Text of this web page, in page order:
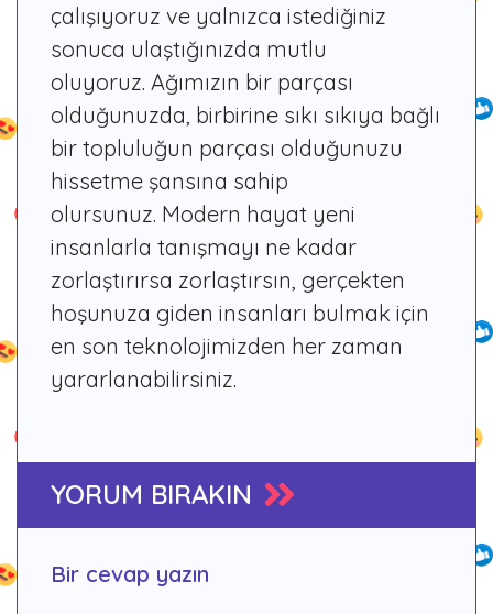
çalışıyoruz ve yalnızca istediğiniz
sonuca ulaştığınızda mutlu
oluyoruz. Ağımızın bir parçası
olduğunuzda, birbirine sıkı sıkıya bağlı
bir topluluğun parçası olduğunuzu
hissetme şansına sahip
olursunuz. Modern hayat yeni
insanlarla tanışmayı ne kadar
zorlaştırırsa zorlaştırsın, gerçekten
hoşunuza giden insanları bulmak için
en son teknolojimizden her zaman
yararlanabilirsiniz.
YORUM BIRAKIN
Bir cevap yazın